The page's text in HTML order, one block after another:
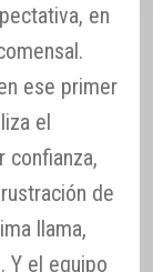
en
ese primer
el
confianza,
de
llama,
Y el equipo